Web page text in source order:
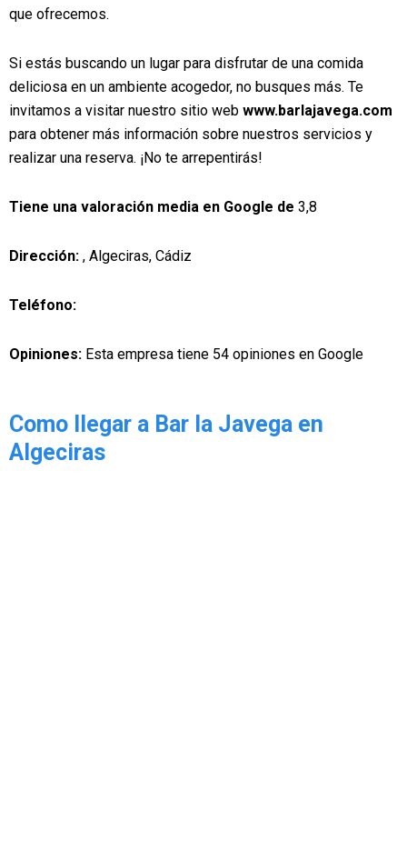
que ofrecemos.
Si estás buscando un lugar para disfrutar de una comida
deliciosa en un ambiente acogedor, no busques más. Te
invitamos a visitar nuestro sitio web www.barlajavega.com
para obtener más información sobre nuestros servicios y
realizar una reserva. ¡No te arrepentirás!
Tiene una valoración media en Google de 3,8
Dirección: , Algeciras, Cádiz
Teléfono:
Opiniones: Esta empresa tiene 54 opiniones en Google
Como llegar a Bar la Javega en
Algeciras